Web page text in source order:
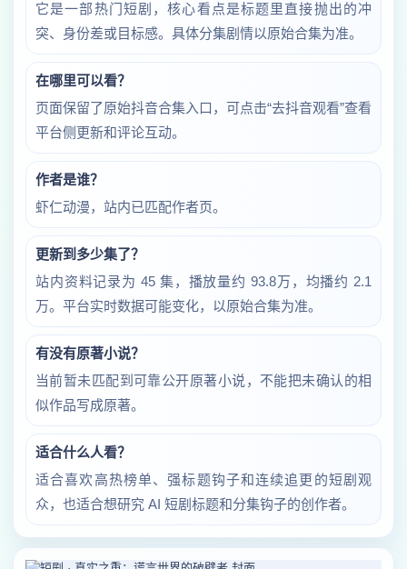
它是一部热门短剧，核心看点是标题里直接抛出的冲
突、身份差或目标感。具体分集剧情以原始合集为准。
在哪里可以看？
页面保留了原始抖音合集入口，可点击“去抖音观看”查看
平台侧更新和评论互动。
作者是谁？
虾仁动漫，站内已匹配作者页。
更新到多少集了？
站内资料记录为 45 集，播放量约 93.8万，均播约 2.1
万。平台实时数据可能变化，以原始合集为准。
有没有原著小说？
当前暂未匹配到可靠公开原著小说，不能把未确认的相
似作品写成原著。
适合什么人看？
适合喜欢高热榜单、强标题钩子和连续追更的短剧观
众，也适合想研究 AI 短剧标题和分集钩子的创作者。